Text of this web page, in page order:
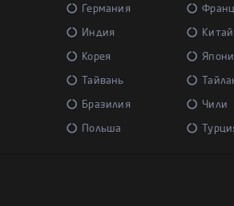
Германия
Индия Китай
Корея
Тайвань
Бразилия Чили
Польша